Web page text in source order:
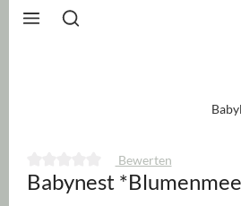
Durchschnittliche Bewertung von 0
Bewerten
Babynest